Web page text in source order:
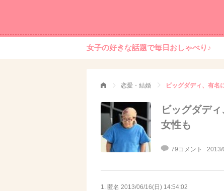
女子の好きな話題で毎日おしゃべり♪
恋愛・結婚 ビッグダディ、有名
ビッグダデ
女性も
79コメント 2013/
1. 匿名 2013/06/16(日) 14:54:02